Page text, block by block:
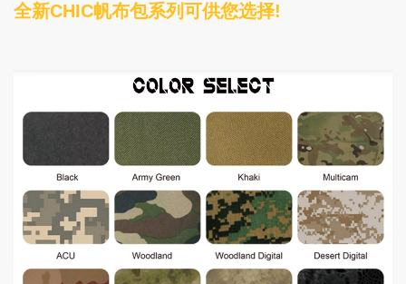
全新CHIC帆布包系列可供您选择!